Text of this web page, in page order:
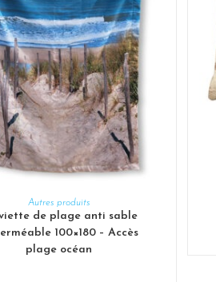
AJOUTER AU PANIER
Autres produits
de plage anti sable
100×180 – Accès
plage océan